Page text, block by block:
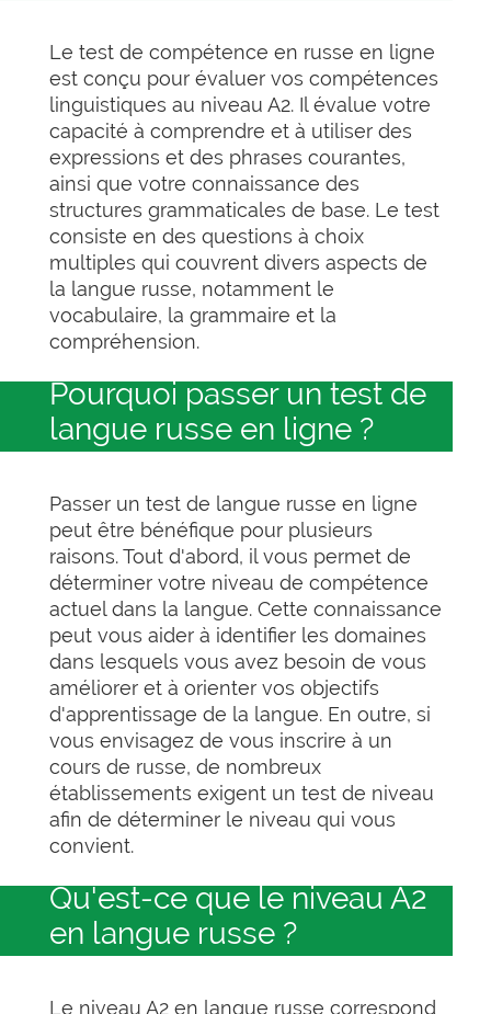
Le test de compétence en russe en ligne
est conçu pour évaluer vos compétences
linguistiques au niveau A2. Il évalue votre
capacité à comprendre et à utiliser des
expressions et des phrases courantes,
ainsi que votre connaissance des
structures grammaticales de base. Le test
consiste en des questions à choix
multiples qui couvrent divers aspects de
la langue russe, notamment le
vocabulaire, la grammaire et la
compréhension.
Pourquoi passer un test de
langue russe en ligne ?
Passer un test de langue russe en ligne
peut être bénéfique pour plusieurs
raisons. Tout d'abord, il vous permet de
déterminer votre niveau de compétence
actuel dans la langue. Cette connaissance
peut vous aider à identifier les domaines
dans lesquels vous avez besoin de vous
améliorer et à orienter vos objectifs
d'apprentissage de la langue. En outre, si
vous envisagez de vous inscrire à un
cours de russe, de nombreux
établissements exigent un test de niveau
afin de déterminer le niveau qui vous
convient.
Qu'est-ce que le niveau A2
en langue russe ?
Le niveau A2 en langue russe correspond